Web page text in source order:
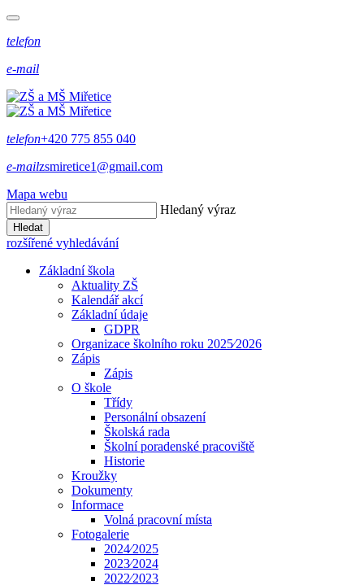
telefon
e-mail
telefon+420 775 855 040
e-mailzsmiretice1@gmail.com
Mapa webu
Hledaný výraz
Hledat
rozšířené vyhledávání
Základní škola
Aktuality ZŠ
Kalendář akcí
Základní údaje
GDPR
Organizace školního roku 2025⁄2026
Zápis
Zápis
O škole
Třídy
Personální obsazení
Školská rada
Školní poradenské pracoviště
Historie
Kroužky
Dokumenty
Informace
Volná pracovní místa
Fotogalerie
2024⁄2025
2023⁄2024
2022⁄2023